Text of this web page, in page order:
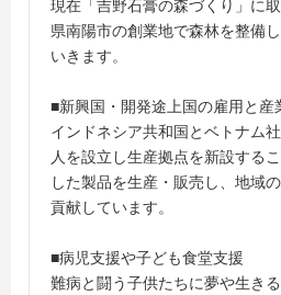
現在「吉野石膏の森づくり」に
県南陽市の創業地で森林を整備
いきます。
■新興国・開発途上国の雇用と産
インドネシア共和国とベトナム
人を設立し生産拠点を新設する
した製品を生産・販売し、地域
貢献しています。
■病児支援や子ども食堂支援
難病と闘う子供たちに夢や生き